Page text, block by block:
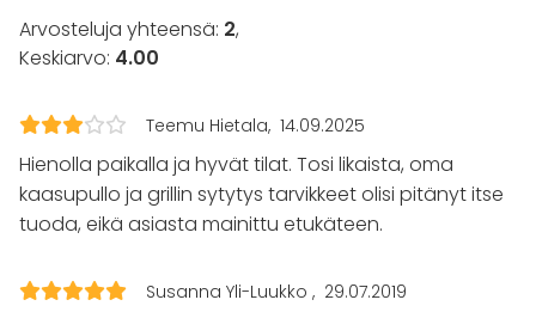
Esteetön tila
Majoittumismahdollisuus
Piha
Kalusto
Palju / poreallas
Keittiö asiakkaan käytössä
Pyyhkeet
Arvosteluja yhteensä: 2,
Keskiarvo: 4.00
Teemu Hietala 14.09.2025
Hienolla paikalla ja hyvät tilat. Tosi likaista, oma
kaasupullo ja grillin sytytys tarvikkeet olisi pitänyt itse
tuoda, eikä asiasta mainittu etukäteen.
Susanna Yli-Luukko 29.07.2019